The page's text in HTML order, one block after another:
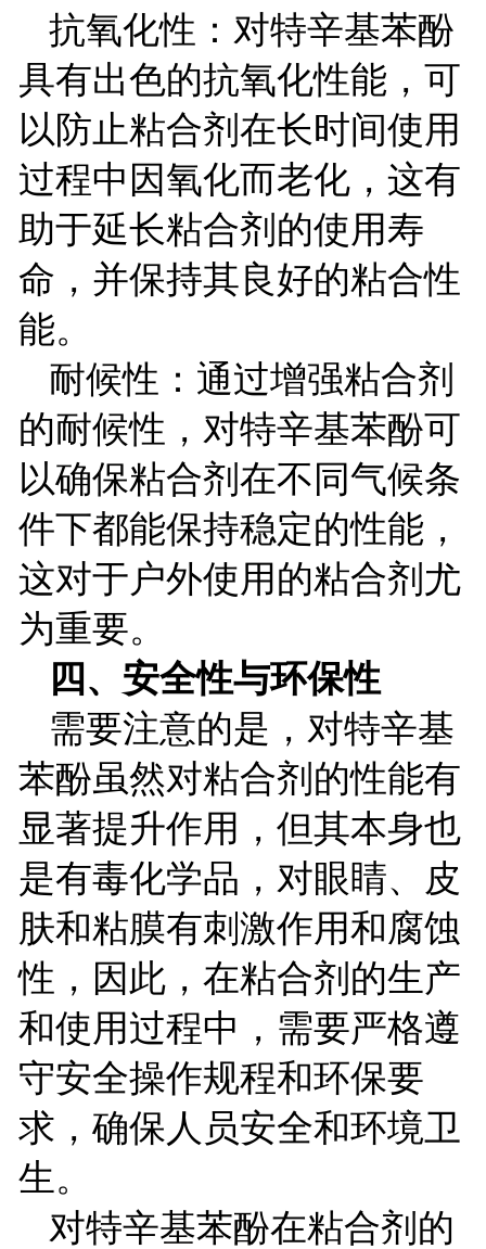
抗氧化性：对特辛基苯酚
具有出色的抗氧化性能，可
以防止粘合剂在长时间使用
过程中因氧化而老化，这有
助于延长粘合剂的使用寿
命，并保持其良好的粘合性
能。
耐候性：通过增强粘合剂
的耐候性，对特辛基苯酚可
以确保粘合剂在不同气候条
件下都能保持稳定的性能，
这对于户外使用的粘合剂尤
为重要。
四、安全性与环保性
需要注意的是，对特辛基
苯酚虽然对粘合剂的性能有
显著提升作用，但其本身也
是有毒化学品，对眼睛、皮
肤和粘膜有刺激作用和腐蚀
性，因此，在粘合剂的生产
和使用过程中，需要严格遵
守安全操作规程和环保要
求，确保人员安全和环境卫
生。
对特辛基苯酚在粘合剂的